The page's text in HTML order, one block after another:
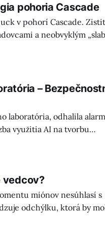
pohoria Cascade
v pohorí Cascade.
a neobvyklým „slab
–
laboratória, odhalila
využitia AI na tvorbu
zdôrazňujú potrebu
vedcov?
miónov nesúhlasí s
odchýlku, ktorá by
modelu. Čo to